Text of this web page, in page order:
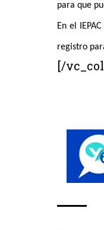
para que
En el
registro
[/